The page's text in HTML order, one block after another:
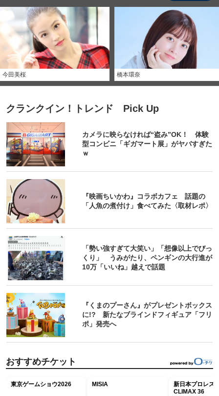
今田美桜 橋本環奈
クランクイン！トレンド Pick Up
カメラに映らなければ“盗み”OK！ 体験
型コンビニ「ギガマート展」がヤバすぎた
ｗ
『映画ちいかわ』コラボカフェ 話題の
「人魚の煮付け」食べてみた〈取材レポ〉
「勢い強すぎて大笑い」「想像以上でびっ
くり」 うみがたり、ペンギンの大行進が
10万「いいね」越えで話題
『くまのプーさん』がプレゼントボックス
に!? 新たなブラインドフィギュア「フリ
ポ」発売へ
おすすめチケット
東京ゲームショウ2026 MISIA
新日本プロレス
CLIMAX 36